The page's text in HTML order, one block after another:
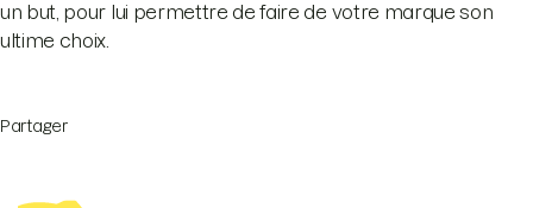
un but, pour lui permettre de faire de votre marque son
ultime choix.
Partager